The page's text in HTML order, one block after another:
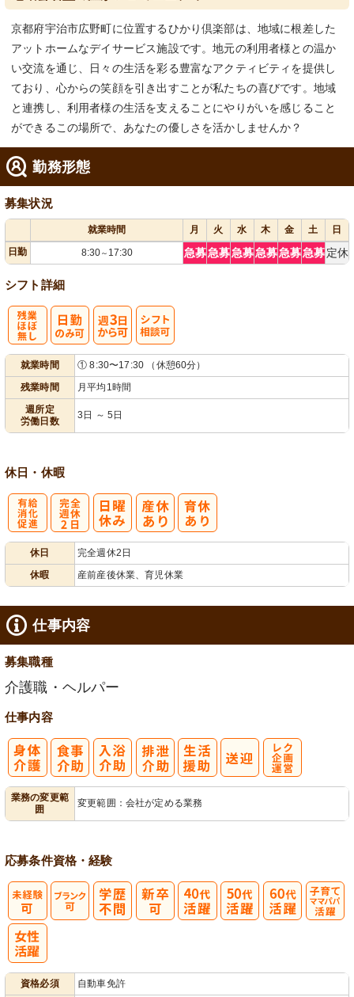
京都府宇治市広野町に位置するひかり倶楽部は、地域に根差した
アットホームなデイサービス施設です。地元の利用者様との温か
い交流を通じ、日々の生活を彩る豊富なアクティビティを提供し
ており、心からの笑顔を引き出すことが私たちの喜びです。地域
と連携し、利用者様の生活を支えることにやりがいを感じること
ができるこの場所で、あなたの優しさを活かしませんか？
勤務形態
募集状況
就業時間 月 火 水 木 金 土
日
日勤
8:30～ 17:30 急募急募急募急募急募急募 定休
シフト詳細
就業時間
① 8:30〜17:30 （休憩60分）
残業時間
月平均1時間
週所定
労働日数
3日 ～ 5日
休日・休暇
休日
完全週休2日
休暇
産前産後休業、育児休業
仕事内容
募集職種
介護職・ヘルパー
仕事内容
業務の変更範
囲
変更範囲：会社が定める業務
応募条件資格・経験
資格必須 自動車免許